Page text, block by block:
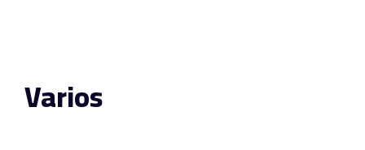
Varios